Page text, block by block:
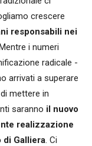
crescere
responsabili nei
i numeri
radicale -
arrivati a superare
mettere in
saranno il nuovo
realizzazione
di Galliera. Ci